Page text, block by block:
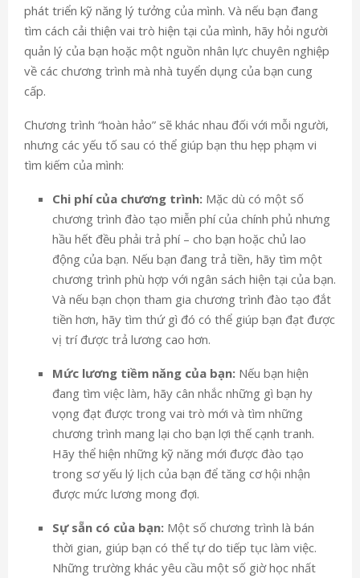
phát triển kỹ năng lý tưởng của mình. Và nếu bạn đang
tìm cách cải thiện vai trò hiện tại của mình, hãy hỏi người
quản lý của bạn hoặc một nguồn nhân lực chuyên nghiệp
về các chương trình mà nhà tuyển dụng của bạn cung
cấp.
Chương trình “hoàn hảo” sẽ khác nhau đối với mỗi người,
nhưng các yếu tố sau có thể giúp bạn thu hẹp phạm vi
tìm kiếm của mình:
Chi phí của chương trình: Mặc dù có một số
chương trình đào tạo miễn phí của chính phủ nhưng
hầu hết đều phải trả phí – cho bạn hoặc chủ lao
động của bạn. Nếu bạn đang trả tiền, hãy tìm một
chương trình phù hợp với ngân sách hiện tại của bạn.
Và nếu bạn chọn tham gia chương trình đào tạo đắt
tiền hơn, hãy tìm thứ gì đó có thể giúp bạn đạt được
vị trí được trả lương cao hơn.
Mức lương tiềm năng của bạn: Nếu bạn hiện
đang tìm việc làm, hãy cân nhắc những gì bạn hy
vọng đạt được trong vai trò mới và tìm những
chương trình mang lại cho bạn lợi thế cạnh tranh.
Hãy thể hiện những kỹ năng mới được đào tạo
trong sơ yếu lý lịch của bạn để tăng cơ hội nhận
được mức lương mong đợi.
Sự sẵn có của bạn: Một số chương trình là bán
thời gian, giúp bạn có thể tự do tiếp tục làm việc.
Những trường khác yêu cầu một số giờ học nhất